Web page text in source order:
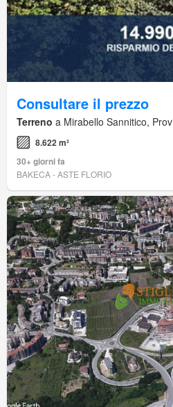
Consultare il prezzo
Terreno a Mirabello Sannitico,
8.622 m²
30+ giorni fa
BAKECA - ASTE FLORIO